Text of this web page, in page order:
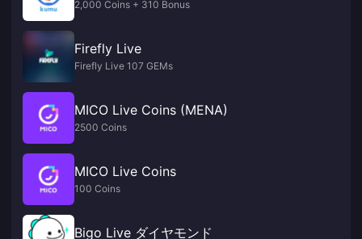
2,000 Coins + 310 Bonus
Firefly Live
Firefly Live 107 GEMs
MICO Live Coins (MENA)
2500 Coins
MICO Live Coins
100 Coins
Bigo Live ダイヤモンド